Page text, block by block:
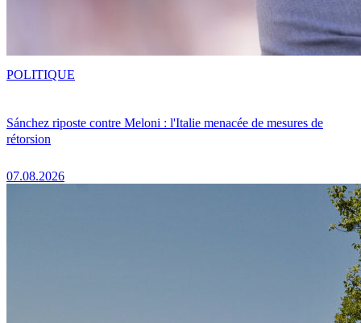
Sánchez riposte contre Meloni : l'Italie menacée de mesures de
rétorsion
07.08.2026
POLITIQUE